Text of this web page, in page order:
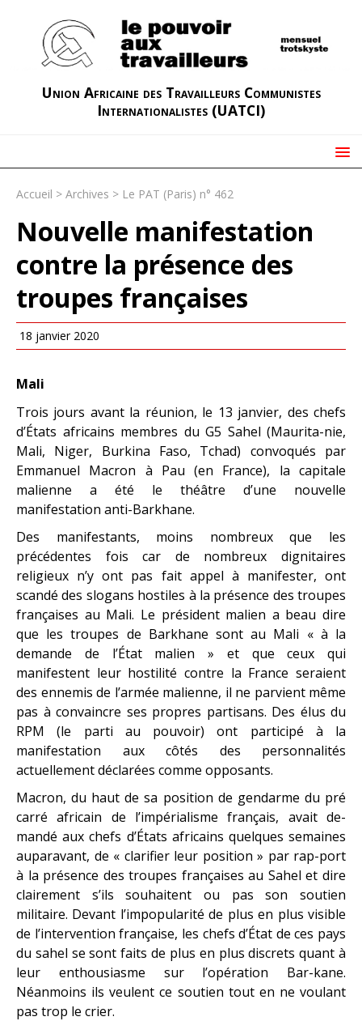
Union Africaine des Travailleurs Communistes
Internationalistes (UATCI)
Accueil > Archives > Le PAT (Paris) n° 462
Nouvelle manifestation
contre la présence des
troupes françaises
18 janvier 2020
Mali
Trois jours avant la réunion, le 13 janvier, des chefs
d’États africains membres du G5 Sahel (Maurita-nie,
Mali, Niger, Burkina Faso, Tchad) convoqués par
Emmanuel Macron à Pau (en France), la capitale
malienne a été le théâtre d’une nouvelle
manifestation anti-Barkhane.
Des manifestants, moins nombreux que les
précédentes fois car de nombreux dignitaires
religieux n’y ont pas fait appel à manifester, ont
scandé des slogans hostiles à la présence des troupes
françaises au Mali. Le président malien a beau dire
que les troupes de Barkhane sont au Mali « à la
demande de l’État malien » et que ceux qui
manifestent leur hostilité contre la France seraient
des ennemis de l’armée malienne, il ne parvient même
pas à convaincre ses propres partisans. Des élus du
RPM (le parti au pouvoir) ont participé à la
manifestation aux côtés des personnalités
actuellement déclarées comme opposants.
Macron, du haut de sa position de gendarme du pré
carré africain de l’impérialisme français, avait de-
mandé aux chefs d’États africains quelques semaines
auparavant, de « clarifier leur position » par rap-port
à la présence des troupes françaises au Sahel et dire
clairement s’ils souhaitent ou pas son soutien
militaire. Devant l’impopularité de plus en plus visible
de l’intervention française, les chefs d’État de ces pays
du sahel se sont faits de plus en plus discrets quant à
leur enthousiasme sur l’opération Bar-kane.
Néanmoins ils veulent ce soutien tout en ne voulant
pas trop le crier.